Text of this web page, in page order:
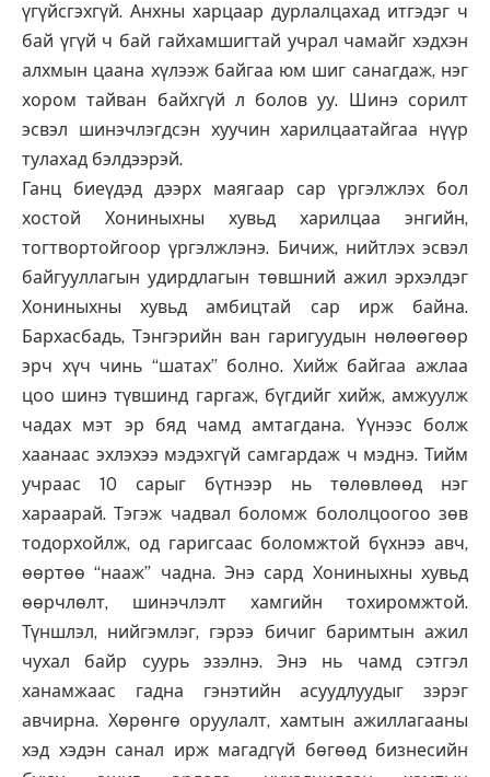
үгүйсгэхгүй. Анхны харцаар дурлалцахад итгэдэг ч
бай үгүй ч бай гайхамшигтай учрал чамайг хэдхэн
алхмын цаана хүлээж байгаа юм шиг санагдаж, нэг
хором тайван байхгүй л болов уу. Шинэ сорилт
эсвэл шинэчлэгдсэн хуучин харилцаатайгаа нүүр
тулахад бэлдээрэй.
Ганц биеүдэд дээрх маягаар сар үргэлжлэх бол
хостой Хониныхны хувьд харилцаа энгийн,
тогтвортойгоор үргэлжлэнэ. Бичиж, нийтлэх эсвэл
байгууллагын удирдлагын төвшний ажил эрхэлдэг
Хониныхны хувьд амбицтай сар ирж байна.
Бархасбадь, Тэнгэрийн ван гаригуудын нөлөөгөөр
эрч хүч чинь “шатах” болно. Хийж байгаа ажлаа
цоо шинэ түвшинд гаргаж, бүгдийг хийж, амжуулж
чадах мэт эр бяд чамд амтагдана. Үүнээс болж
хаанаас эхлэхээ мэдэхгүй самгардаж ч мэднэ. Тийм
учраас 10 сарыг бүтнээр нь төлөвлөөд нэг
хараарай. Тэгэж чадвал боломж бололцоогоо зөв
тодорхойлж, од гаригсаас боломжтой бүхнээ авч,
өөртөө “нааж” чадна. Энэ сард Хониныхны хувьд
өөрчлөлт, шинэчлэлт хамгийн тохиромжтой.
Түншлэл, нийгэмлэг, гэрээ бичиг баримтын ажил
чухал байр суурь эзэлнэ. Энэ нь чамд сэтгэл
ханамжаас гадна гэнэтийн асуудлуудыг зэрэг
авчирна. Хөрөнгө оруулалт, хамтын ажиллагааны
хэд хэдэн санал ирж магадгүй бөгөөд бизнесийн